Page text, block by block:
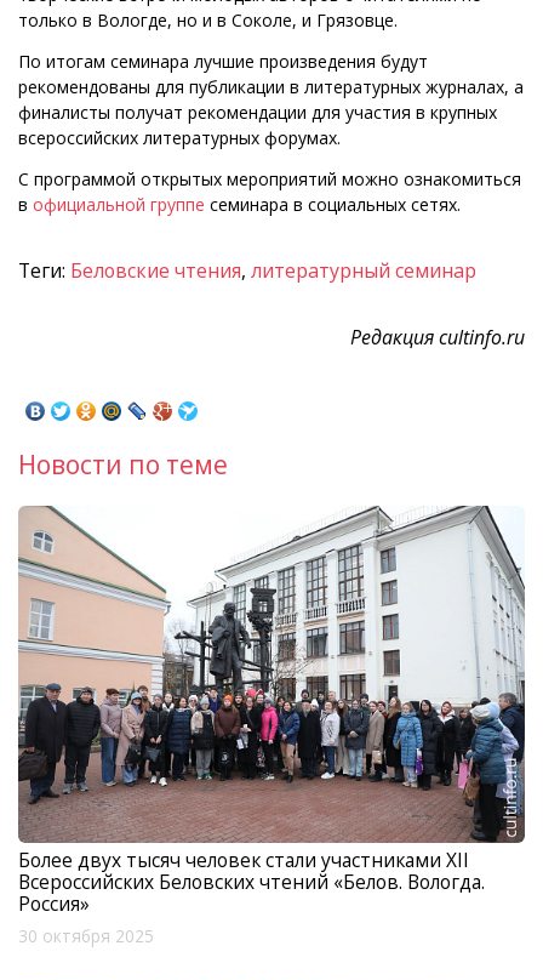
только в Вологде, но и в Соколе, и Грязовце.
По итогам семинара лучшие произведения будут
рекомендованы для публикации в литературных журналах, а
финалисты получат рекомендации для участия в крупных
всероссийских литературных форумах.
С программой открытых мероприятий можно ознакомиться
в официальной группе семинара в социальных сетях.
Теги: Беловские чтения, литературный семинар
Редакция cultinfo.ru
Новости по теме
Более двух тысяч человек стали участниками XII
Всероссийских Беловских чтений «Белов. Вологда.
Россия»
30 октября 2025